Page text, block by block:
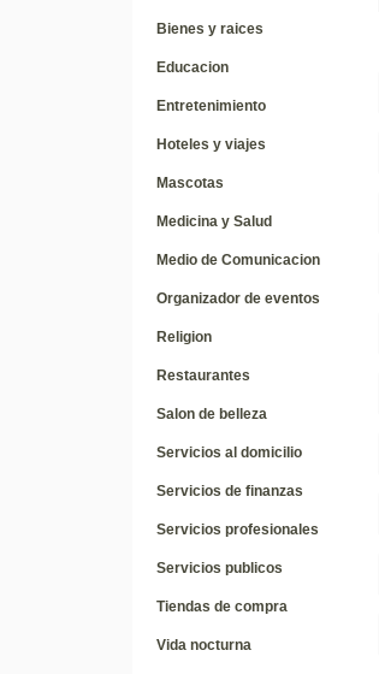
Bienes y raices
Educacion
Entretenimiento
Hoteles y viajes
Mascotas
Medicina y Salud
Medio de Comunicacion
Organizador de eventos
Religion
Restaurantes
Salon de belleza
Servicios al domicilio
Servicios de finanzas
Servicios profesionales
Servicios publicos
Tiendas de compra
Vida nocturna